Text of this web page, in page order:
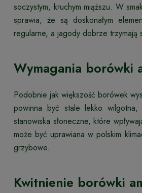
soczystym, kruchym miąższu. W
sprawia, że są doskonałym
regularne, a jagody dobrze trzymają
Wymagania borówki
Podobnie jak większość borówek
powinna być stale lekko
stanowiska słoneczne, które
może być uprawiana w polskim
grzybowe.
Kwitnienie borówki